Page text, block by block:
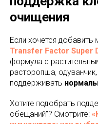
очищения
Если хочется
Transfer Factor Super
формула с
расторопша,
поддерживать
Хотите подобрать
обещаний”? Смотрите: